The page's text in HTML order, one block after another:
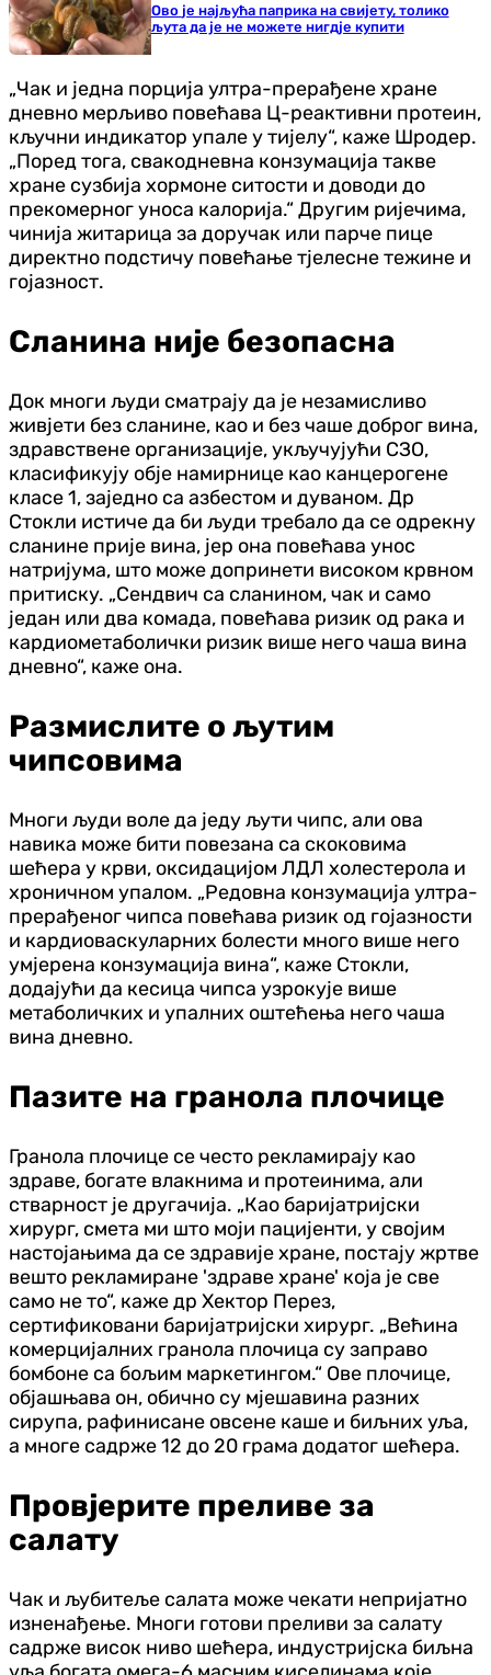
Ово је најљућа паприка на свијету, толико
љута да је не можете нигдје купити
„Чак и једна порција ултра-прерађене хране
дневно мерљиво повећава Ц-реактивни протеин,
кључни индикатор упале у тијелу“, каже Шродер.
„Поред тога, свакодневна конзумација такве
хране сузбија хормоне ситости и доводи до
прекомерног уноса калорија.“ Другим ријечима,
чинија житарица за доручак или парче пице
директно подстичу повећање тјелесне тежине и
гојазност.
Сланина није безопасна
Док многи људи сматрају да је незамисливо
живјети без сланине, као и без чаше доброг вина,
здравствене организације, укључујући СЗО,
класификују обје намирнице као канцерогене
класе 1, заједно са азбестом и дуваном. Др
Стокли истиче да би људи требало да се одрекну
сланине прије вина, јер она повећава унос
натријума, што може допринети високом крвном
притиску. „Сендвич са сланином, чак и само
један или два комада, повећава ризик од рака и
кардиометаболички ризик више него чаша вина
дневно“, каже она.
Размислите о љутим
чипсовима
Многи људи воле да једу љути чипс, али ова
навика може бити повезана са скоковима
шећера у крви, оксидацијом ЛДЛ холестерола и
хроничном упалом. „Редовна конзумација ултра-
прерађеног чипса повећава ризик од гојазности
и кардиоваскуларних болести много више него
умјерена конзумација вина“, каже Стокли,
додајући да кесица чипса узрокује више
метаболичких и упалних оштећења него чаша
вина дневно.
Пазите на гранола плочице
Гранола плочице се често рекламирају као
здраве, богате влакнима и протеинима, али
стварност је другачија. „Као баријатријски
хирург, смета ми што моји пацијенти, у својим
настојањима да се здравије хране, постају жртве
вешто рекламиране 'здраве хране' која је све
само не то“, каже др Хектор Перез,
сертификовани баријатријски хирург. „Већина
комерцијалних гранола плочица су заправо
бомбоне са бољим маркетингом.“ Ове плочице,
објашњава он, обично су мјешавина разних
сирупа, рафинисане овсене каше и биљних уља,
а многе садрже 12 до 20 грама додатог шећера.
Провјерите преливе за
салату
Чак и љубитеље салата може чекати непријатно
изненађење. Многи готови преливи за салату
садрже висок ниво шећера, индустријска биљна